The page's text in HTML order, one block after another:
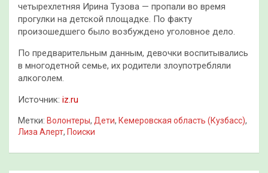
четырехлетняя Ирина Тузова — пропали во время
прогулки на детской площадке. По факту
произошедшего было возбуждено уголовное дело.
По предварительным данным, девочки воспитывались
в многодетной семье, их родители злоупотребляли
алкоголем.
Источник: iz.ru
Метки: Волонтеры, Дети, Кемеровская область (Кузбасс),
Лиза Алерт, Поиски